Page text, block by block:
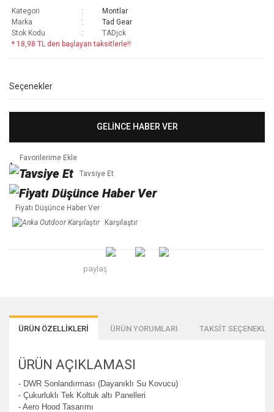
Kategori
Montlar
Marka
Tad Gear
Stok Kodu
TADjck
* 18,98 TL den başlayan taksitlerle!!
Seçenekler
GELİNCE HABER VER
Tavsiye Et
Fiyatı Düşünce Haber Ver
Karşılaştır
paylaş
ÜRÜN ÖZELLİKLERİ ÜRÜN YORUMLARI TAKSİT
ÜRÜN AÇIKLAMASI
- DWR Sonlandırması (Dayanıklı Su Kovucu)
- Çukurluklı Tek Koltuk altı Panelleri
- Aero Hood Tasarımı